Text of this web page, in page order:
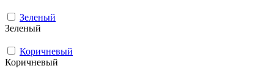
Зеленый
Зеленый
Коричневый
Коричневый